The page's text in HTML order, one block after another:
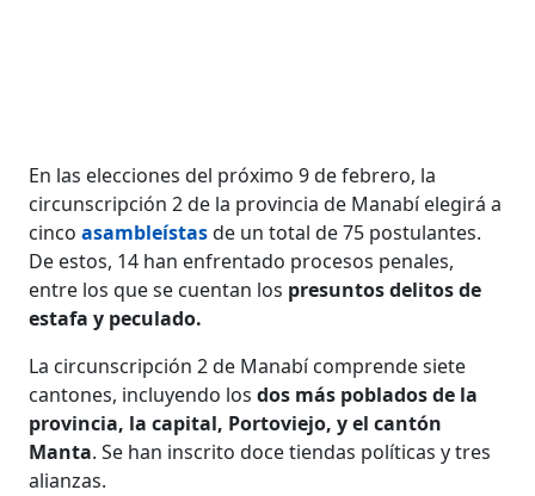
En las elecciones del próximo 9 de febrero, la
circunscripción 2 de la provincia de Manabí elegirá a
cincoasambleístasde un total de 75 postulantes.
De estos, 14 han enfrentado procesos penales,
entre los que se cuentan los presuntos delitos de
estafa y peculado.
La circunscripción 2 de Manabí comprende siete
cantones, incluyendo losdos más poblados de la
provincia, la capital, Portoviejo, y el cantón
Manta. Se han inscrito doce tiendas políticas y tres
alianzas.